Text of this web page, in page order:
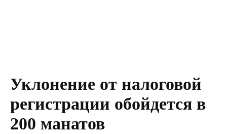
Уклонение от налоговой
регистрации обойдется в
200 манатов